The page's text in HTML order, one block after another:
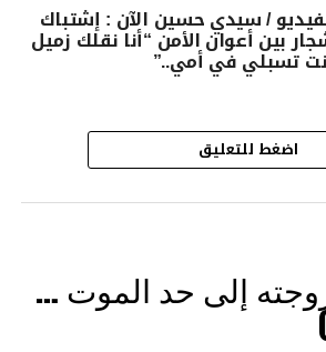
/ سيدي حسين الآن : إشتباك
بين أعوان الأمن “أنا نقلك زميل
تسبلي في أمي..”
اضغط للتعليق
إلى حد الموت …